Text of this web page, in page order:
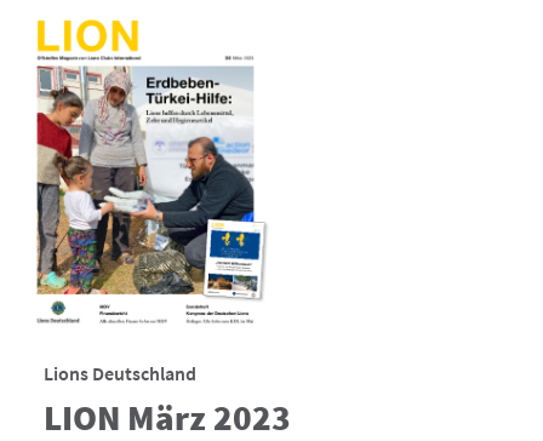
Lions Deutschland
LION März 2023